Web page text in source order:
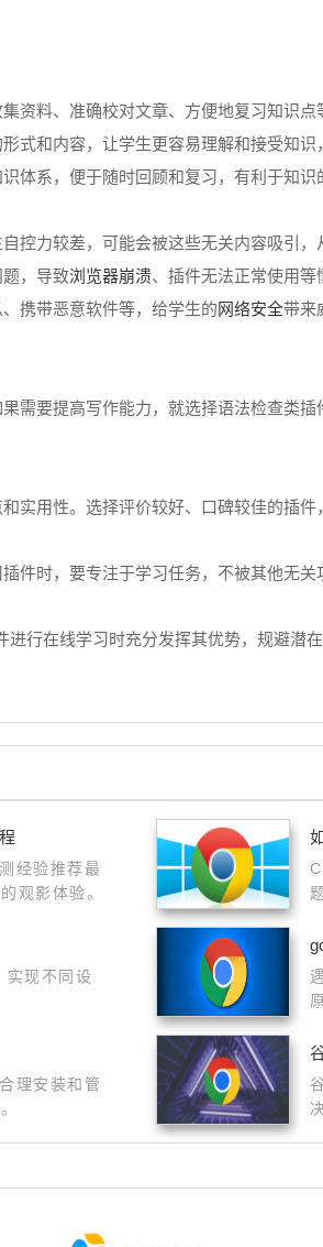
资料、准确校对文章、方便地复习知识点
式和内容，让学生更容易理解和接受知识
体系，便于随时回顾和复习，有利于知识
控力较差，可能会被这些无关内容吸引，
，导致浏览器崩溃、插件无法正常使用等
携带恶意软件等，给学生的网络安全带来
需要提高写作能力，就选择语法检查类
实用性。选择评价较好、口碑较佳的插件
件时，要专注于学习任务，不被其他无
行在线学习时充分发挥其优势，规避潜
经验推荐最
观影体验。
实现不同设
理安装和管